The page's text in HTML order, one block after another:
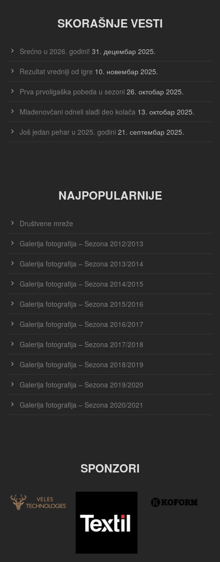
SKORAŠNJE VESTI
Srećno u 2026. godini! 31. децембар 2025.
Rezultat vredniji od igre 10. новембар 2025.
Prva prvoligaška pobeda u sezoni 26. октобар 2025.
Mladenovčani odneli slađi deo kolača 13. октобар 2025.
Još jedan pehar u 2025. godini 21. септембар 2025.
NAJPOPULARNIJE
Društvene mreže
Galerija fotografija – Sezona 2012/2013
Galerija fotografija – Sezona 2013/2014
Galerija fotografija – Sezona 2014/2015
Galerija fotografija – Sezona 2015/2016
Galerija fotografija – Sezona 2016/2017
Galerija fotografija – Sezona 2017/2018
Galerija fotografija – Sezona 2018/2019
Galerija fotografija – Sezona 2019/2020
Galerija fotografija – Sezona 2020/2021
SPONZORI